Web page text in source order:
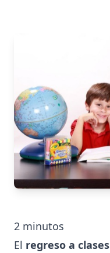
2 minutos
El regreso a clases